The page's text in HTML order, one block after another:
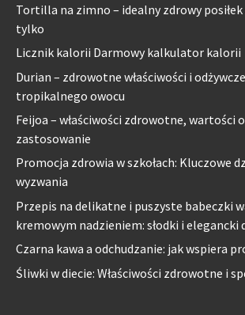
Tortilla na zimno – idealny zdrowy posiłek
tylko
Licznik kalorii Darmowy kalkulator kalorii
Durian – zdrowotne właściwości i
tropikalnego owocu
Feijoa – właściwości zdrowotne, wartości
zastosowanie
Promocja zdrowia w szkołach: Kluczowe
wyzwania
Przepis na delikatne i puszyste babeczki
kremowym nadzieniem: słodki i elegancki
Czarna kawa a odchudzanie: jak wspiera
Śliwki w diecie: Właściwości zdrowotne i